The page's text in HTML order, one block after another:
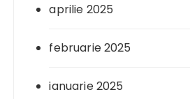
aprilie 2025
februarie 2025
ianuarie 2025